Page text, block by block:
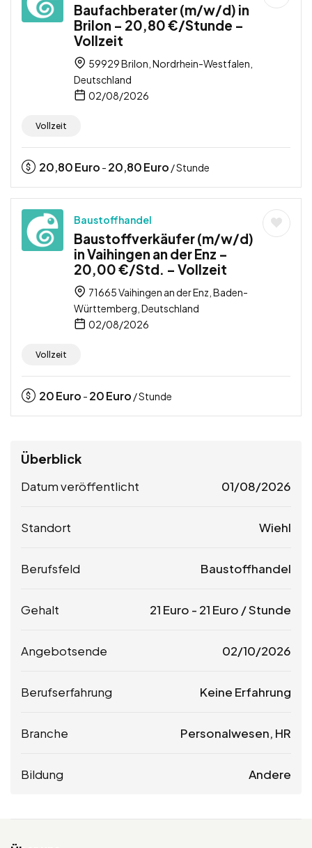
Baufachberater (m/w/d) in
Brilon – 20,80 €/Stunde –
Vollzeit
59929 Brilon, Nordrhein-Westfalen,
Deutschland
02/08/2026
Vollzeit
20,80Euro - 20,80Euro / Stunde
Baustoffhandel
Baustoffverkäufer (m/w/d)
in Vaihingen an der Enz –
20,00 €/Std. – Vollzeit
71665 Vaihingen an der Enz, Baden-
Württemberg, Deutschland
02/08/2026
Vollzeit
20Euro - 20Euro / Stunde
Überblick
Datum veröffentlicht 01/08/2026
Standort Wiehl
Berufsfeld Baustoffhandel
Gehalt 21 Euro - 21 Euro / Stunde
Angebotsende 02/10/2026
Berufserfahrung Keine Erfahrung
Branche Personalwesen, HR
Bildung Andere